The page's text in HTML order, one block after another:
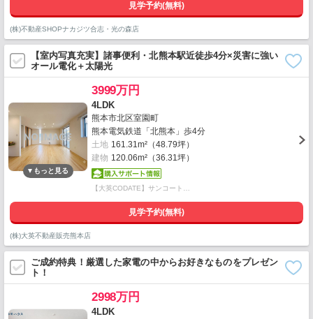
見学予約(無料)
(株)不動産SHOPナカジツ合志・光の森店
【室内写真充実】諸事便利・北熊本駅近徒歩4分×災害に強い
オール電化＋太陽光
3999万円
4LDK
熊本市北区室園町
熊本電気鉄道「北熊本」歩4分
土地 161.31m²（48.79坪）
建物 120.06m²（36.31坪）
【大英CODATE】サンコート…
見学予約(無料)
(株)大英不動産販売熊本店
ご成約特典！厳選した家電の中からお好きなものをプレゼン
ト！
2998万円
4LDK